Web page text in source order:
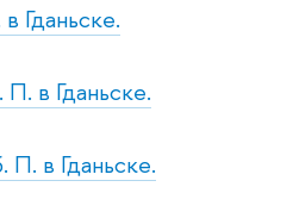
Гданьске.
в Гданьске.
в Гданьске.